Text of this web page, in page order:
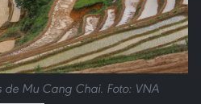
de Mu Cang Chai. Foto: VNA